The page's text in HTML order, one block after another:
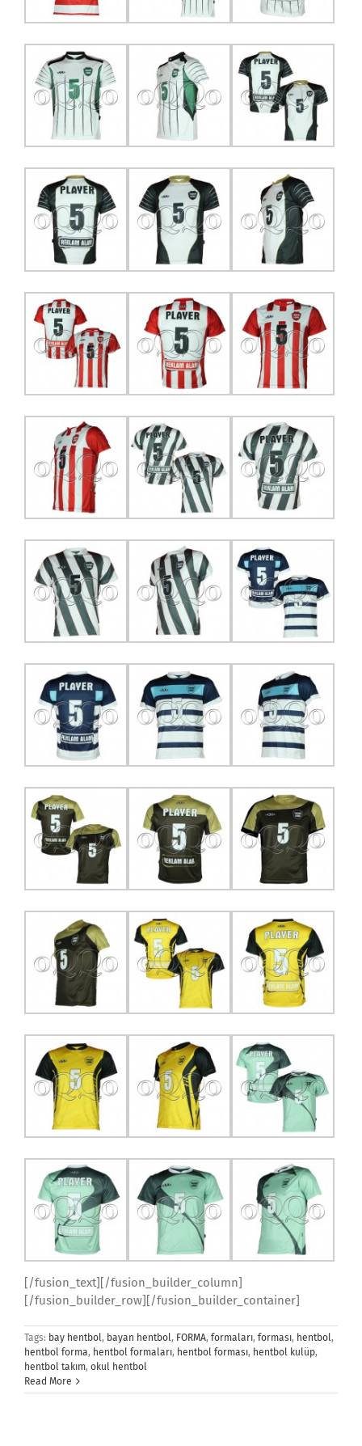
[/fusion_text][/fusion_builder_column]
[/fusion_builder_row][/fusion_builder_container]
Tags: bay hentbol, bayan hentbol, FORMA, formaları, forması, hentbol,
hentbol forma, hentbol formaları, hentbol forması, hentbol kulüp,
hentbol takım, okul hentbol
Read More